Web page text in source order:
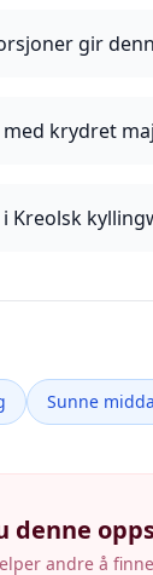
gir
krydret
Kreolsk
Sunne
denne
andre å